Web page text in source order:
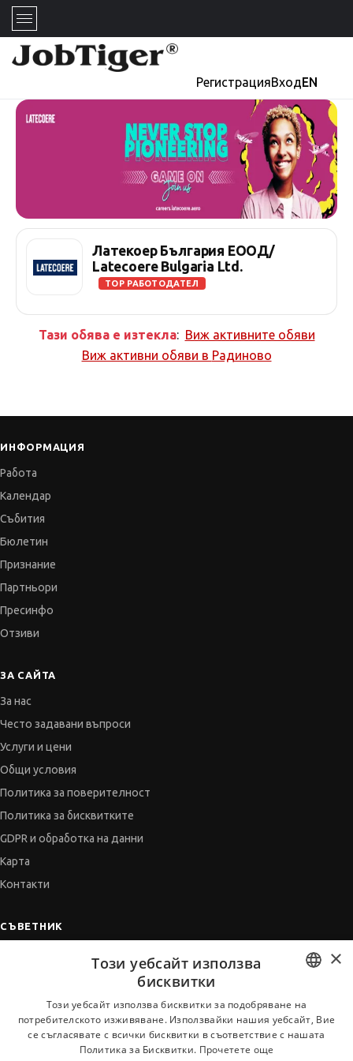
РегистрацияВходEN
Латекоер България ЕООД/
Latecoere Bulgaria Ltd.
TOP РАБОТОДАТЕЛ
Тази обява е изтекла: Виж активните обяви
Виж активни обяви в Радиново
ИНФОРМАЦИЯ
Работа
Календар
Събития
Бюлетин
Признание
Партньори
Пресинфо
Отзиви
ЗА САЙТА
За нас
Често задавани въпроси
Услуги и цени
Общи условия
Политика за поверителност
Политика за бисквитките
GDPR и обработка на данни
Карта
Контакти
СЪВЕТНИК
Когато получим оферта
BULGARIAN
ENGLISH
×
Този уебсайт използва
бисквитки
Този уебсайт използва бисквитки за подобряване на
потребителското изживяване. Използвайки нашия уебсайт, Вие
се съгласявате с всички бисквитки в съответствие с нашата
Политика за Бисквитки. Прочетете още